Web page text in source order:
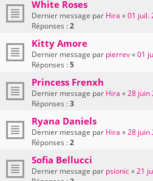
White Roses
Dernier message par Hira «01 juil.
Réponses :2
Kitty Amore
Dernier message par pierrev«01
Réponses :5
Princess Frenxh
Dernier message par Hira «28 juin
Réponses :3
Ryana Daniels
Dernier message par Hira «28 juin
Réponses :2
Sofia Bellucci
Dernier message par psionic«21